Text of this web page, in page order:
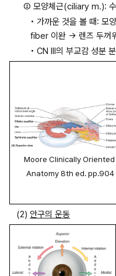
② 모양체근(ciliary m.): 수
• 가까운 것을 볼 때:
fiber 이완 → 렌즈 두꺼
• CN III의 부교감 성분
Moore Clinically Oriented
Anatomy 8th ed. pp.904
(2) 안구의 운동